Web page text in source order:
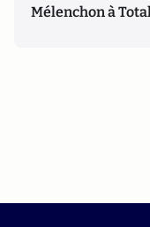
Mélenchon à